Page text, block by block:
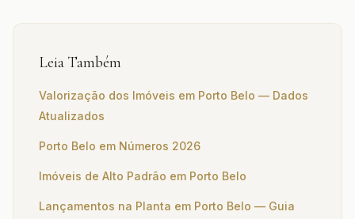
Leia Também
Valorização dos Imóveis em Porto Belo — Dados
Atualizados
Porto Belo em Números 2026
Imóveis de Alto Padrão em Porto Belo
Lançamentos na Planta em Porto Belo — Guia